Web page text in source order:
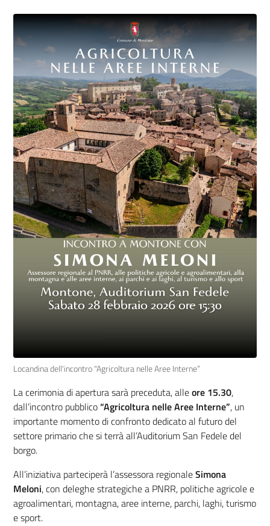
Locandina dell'incontro "Agricoltura nelle Aree Interne”
La cerimonia di apertura sarà preceduta, alleore 15.30,
dall’incontro pubblico“Agricoltura nelle Aree Interne”, un
importante momento di confronto dedicato al futuro del
settore primario che si terrà all’Auditorium San Fedele del
borgo.
All’iniziativa parteciperà l’assessora regionaleSimona
Meloni, con deleghe strategiche a PNRR, politiche agricole e
agroalimentari, montagna, aree interne, parchi, laghi, turismo
e sport.